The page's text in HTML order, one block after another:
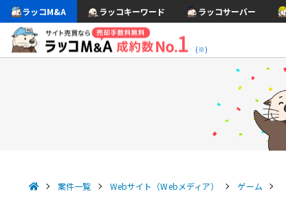
ラッコM&A ラッコキーワード ラッコサーバー
(※)
案件一覧 Webサイト（Webメディア） ゲーム